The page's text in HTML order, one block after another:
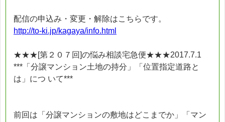
配信の申込み・変更・解除はこちらです。
http://to-ki.jp/kagaya/info.html
★★★[第２０７回]の悩み相談宅急便★★★2017.7.1
***「分譲マンション土地の持分」「位置指定道路と
は」につ いて***
前回は「分譲マンションの敷地はどこまでか」「マン